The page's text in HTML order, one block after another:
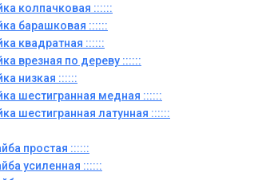
колпачковая ::::::
барашковая ::::::
квадратная ::::::
врезная по дереву ::::::
низкая ::::::
шестигранная медная ::::::
шестигранная латунная ::::::
простая ::::::
усиленная ::::::